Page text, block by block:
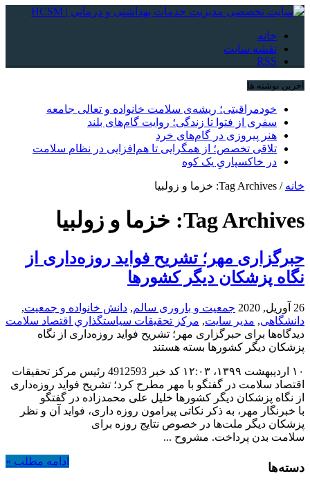
خانه
نقشه سایت
RSS
آخرین نوشته ها
خودمراقبتی؛ ریشه‌ی سلامت خانواده و تعالی جامعه
سفری از فتوا تا زندگی؛ روایت گام‌های بلند
هنر پیروزی در گام‌های خرد
تلاقی تخصص؛ از همگرایی تا هم‌افزایی در نظام سلامت
در خاکسپاریِ یک کوه
خانه / Tag Archives: خزما و زولبیا
Tag Archives: خزما و زولبیا
حبرگزاری مهر؛ تشریح فواید روزه‌داری از
نگاه پزشکان دیگر کشورها
26 آوریل, 2020 جمعیت و باروری سالم, دانش خانواده و جمعیت,
دانشگاهی, مدیر سایت, مركز تحقيقات سياستگذاري اقتصاد سلامت
دیدگاه‌ها برای حبرگزاری مهر؛ تشریح فواید روزه‌داری از نگاه
پزشکان دیگر کشورها بسته هستند
۱۰ اردیبهشت ۱۳۹۹،‏ ۱۲:۰۳ کد خبر 4912593 رئیس مرکز تحقیقات
اقتصاد سلامت در گفتگو با مهر مطرح کرد؛ تشریح فواید روزه‌داری
از نگاه پزشکان دیگر کشورها خلیل علی محمدزاده در گفتگو
با خبرنگار مهر، به ذکر نکاتی پیرامون روزه داری، فواید آن و نظر
پزشکان دیگر ملت‌ها در خصوص نتایج روزه برای
سلامت بدن پرداخت. مشروح ...
ادامه مطلب » دسته‌ها